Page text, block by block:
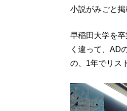
小説がみごと
早稲田大学を
く違って、AD
の、1年でリス